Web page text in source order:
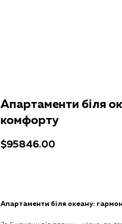
Апартаменти біля
комфорту
$95846.00
Апартаменти біля океану: